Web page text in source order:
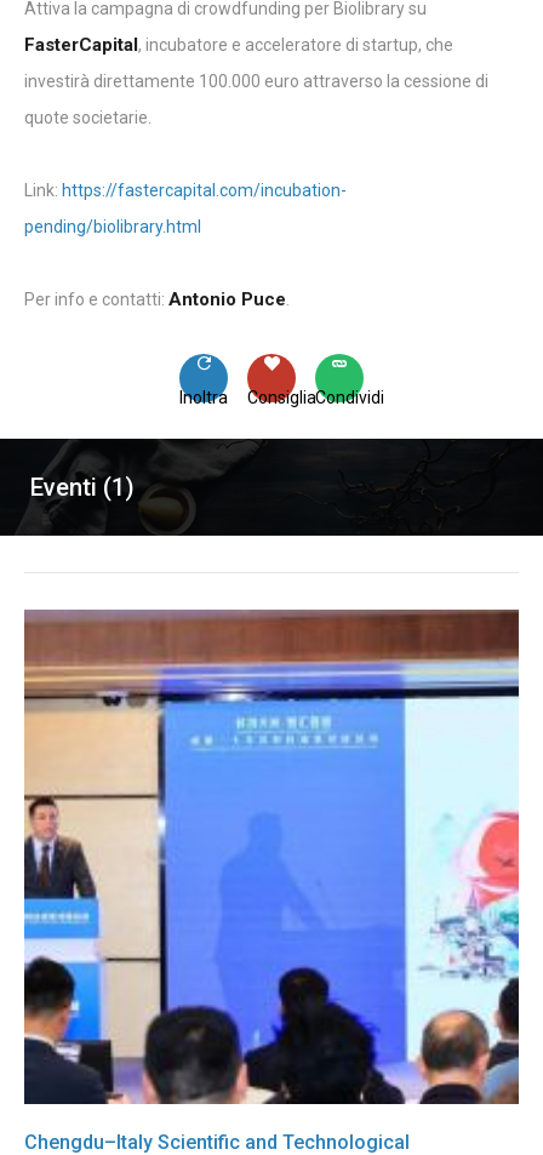
Attiva la campagna di crowdfunding per Biolibrary su
FasterCapital, incubatore e acceleratore di startup, che
investirà direttamente 100.000 euro attraverso la cessione di
quote societarie.
Link: https://fastercapital.com/incubation-
pending/biolibrary.html
Per info e contatti: Antonio Puce
Condividi
Consiglia
Inoltra
Eventi (1)
Chengdu–Italy Scientific and Technological